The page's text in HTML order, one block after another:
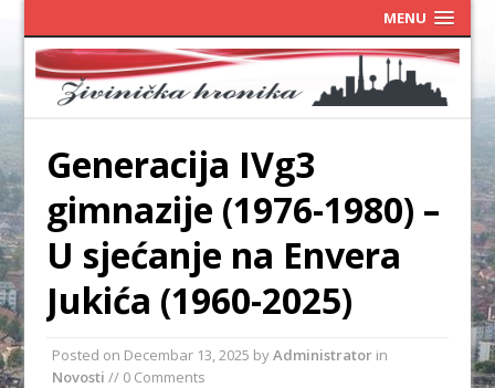
MENU
Generacija IVg3
gimnazije (1976-1980) –
U sjećanje na Envera
Jukića (1960-2025)
Posted on Decembar 13, 2025 byAdministrator in
Novosti // 0 Comments